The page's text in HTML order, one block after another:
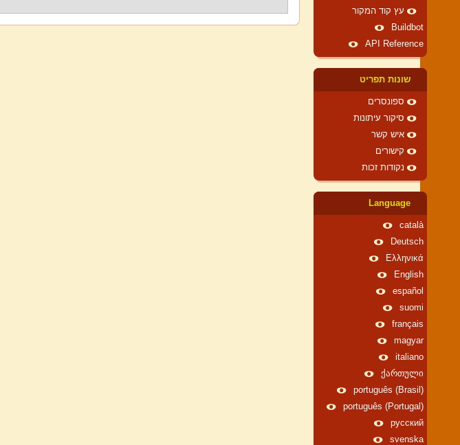
עץ קוד המקור
Buildbot
API Reference
שונות תפריט
ספונסרים
סיקור עיתונות
איש קשר
קישורים
נקודות זכות
Language
català
Deutsch
Ελληνικά
English
español
suomi
français
magyar
italiano
ქართული
português (Brasil)
português (Portugal)
русский
svenska